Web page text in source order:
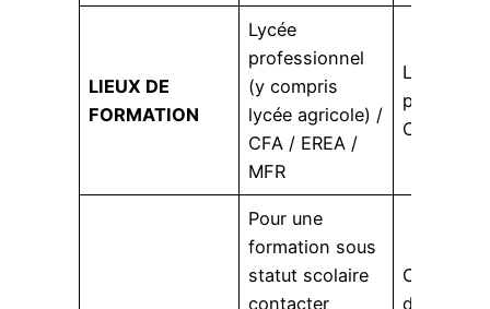
LIEUX DE
FORMATION
Lycée
professionnel
(y compris
lycée agricole) /
CFA / EREA /
MFR
Lycée
CFA
Pour une
formation sous
statut scolaire
contacter
Contacter